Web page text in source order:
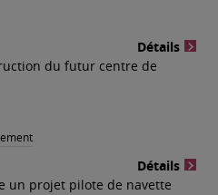
Détails
du futur centre de
Détails
un projet pilote de navette